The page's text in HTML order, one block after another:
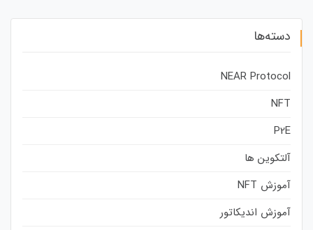
دسته‌ها
NEAR Protocol
NFT
P2E
آلتکوین ها
آموزش NFT
آموزش اندیکاتور